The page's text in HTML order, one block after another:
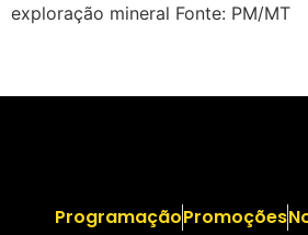
exploração mineral Fonte: PM/MT
ProgramaçãoPromoções